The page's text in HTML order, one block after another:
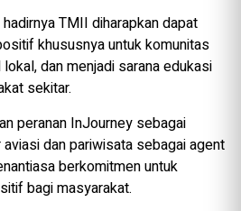
TMII diharapkan dapat
khususnya untuk komunitas
dan menjadi sarana edukasi
sekitar.
peranan InJourney sebagai
dan pariwisata sebagai agent
berkomitmen untuk
bagi masyarakat.